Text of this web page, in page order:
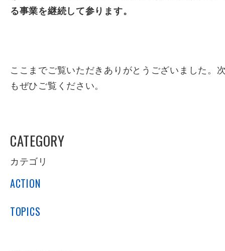
る事業を継続して参ります。
ここまでご覧いただきありがとうございました。
もぜひご覧ください。
CATEGORY
カテゴリ
ACTION
TOPICS